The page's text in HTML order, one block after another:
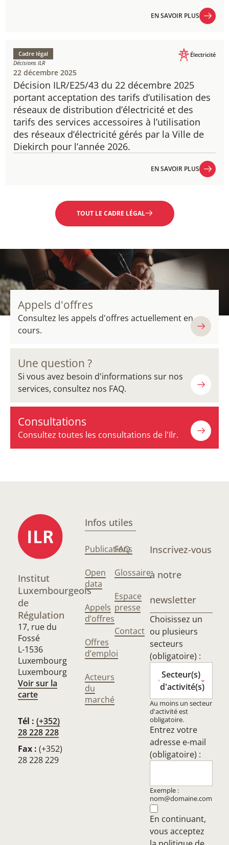
EN SAVOIR PLUS
Décision ILR/E25/43 du 22 décembre 2025
portant acceptation des tarifs d’utilisation des
réseaux de distribution d’électricité et des
tarifs des services accessoires à l’utilisation
des réseaux d’électricité gérés par la Ville de
Diekirch pour l’année 2026.
Cadre légal
Décisions ILR
Électricité
22 décembre 2025
EN SAVOIR PLUS
TOUT LE CADRE LÉGAL
Appels d'offres
Consultez les appels d'offres actuellement en
cours.
Une question ?
Si vous avez besoin d'informations sur nos
services, consultez nos FAQ.
Consultations
Consultez toutes les consultations de l'Ilr.
Institut
Luxembourgeois
de
Régulation
17, rue du
Fossé
L-1536
Luxembourg
Luxembourg
Voir sur la
carte
Tél : (+352)
28 228 228
Fax : (+352)
28 228 229
Infos utiles
Publications
Open
data
Appels
d’offres
Offres
d’emploi
Acteurs
du
marché
FAQ
Glossaire
Espace
presse
Contact
Inscrivez-vous
à notre
newsletter
Choisissez un
ou plusieurs
secteurs
(obligatoire) :
Secteur(s)
d'activité(s)
Au moins un secteur
d'activité est
obligatoire.
Entrez votre
adresse e-mail
(obligatoire) :
Exemple :
nom@domaine.com
En continuant,
vous acceptez